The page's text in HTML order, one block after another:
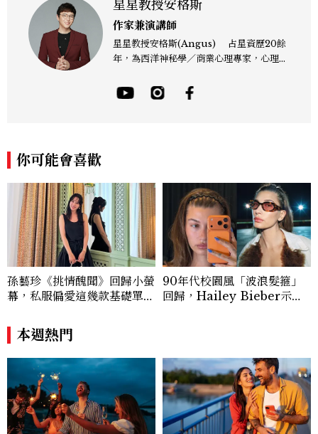
星星教授安格斯
作家兼演講師
星星教授安格斯(Angus) 占星資歷20餘
年，為西洋神秘學／商業心理專家，心理諮
4年起出書近30本相關著作，專業領域涵蓋
占星星座、塔羅、生命靈數、盧恩符文、色
你可能會喜歡
孫藝珍《挑情醜聞》回歸小螢
幕，私服偏愛這幾款基礎單
本！
90年代校園風「波浪髮箍」
回歸，Hailey Bieber示範
本週熱門